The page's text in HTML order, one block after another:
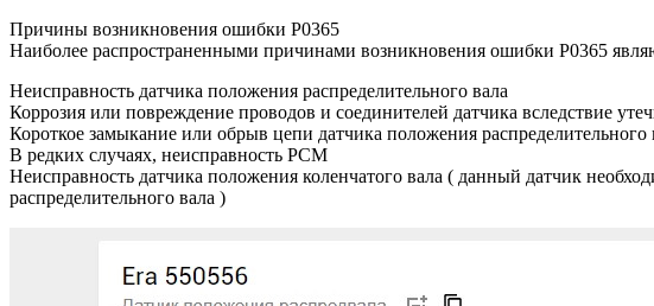
Причины возникновения ошибки P0365
Наиболее распространенными причинами возникновения ошибки P0365
Неисправность датчика положения распределительного вала
Коррозия или повреждение проводов и соединителей датчика вследствие
Короткое замыкание или обрыв цепи датчика положения распределительного
В редких случаях, неисправность PCM
Неисправность датчика положения коленчатого вала ( данный датчик
распределительного вала )